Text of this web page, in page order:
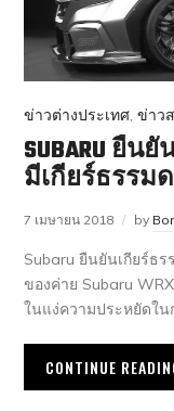
ข่าวต่างประเทศ ,ข่าว
SUBARU ยืนยั
มีเกียร์ธรรม
7 เมษายน 2018 by
Subaru ยืนยันเกียร์ธ
ของค่าย Subaru
ในแง่ความประหยัดใน
CONTINUE